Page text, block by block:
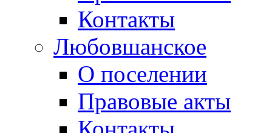
Контакты
Любовшанское
О поселении
Правовые акты